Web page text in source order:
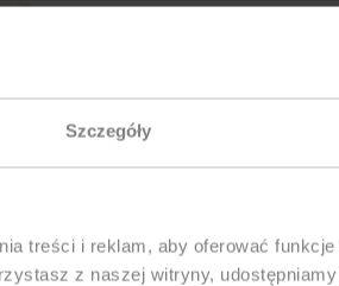
Szczegóły
treści i reklam, aby oferować funkcje
z naszej witryny,